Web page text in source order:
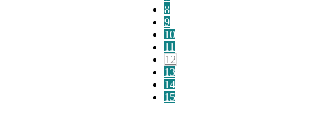
8
9
10
11
12
13
14
15